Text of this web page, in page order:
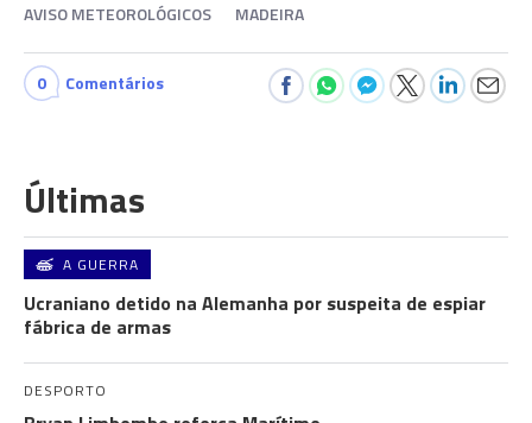
AVISO METEOROLÓGICOS MADEIRA
0 Comentários
Últimas
A GUERRA
Ucraniano detido na Alemanha por suspeita de espiar
fábrica de armas
DESPORTO